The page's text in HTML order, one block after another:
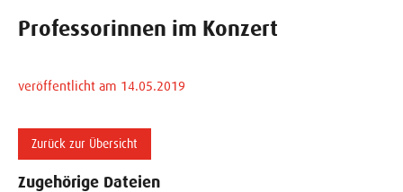
Professorinnen im Konzert
veröffentlicht am 14.05.2019
Zurück zur Übersicht
Zugehörige Dateien